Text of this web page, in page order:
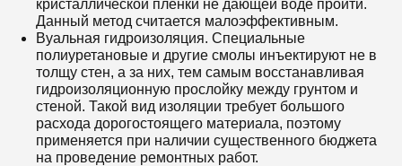
кристаллической плёнки не дающей воде пройти.
Данный метод считается малоэффективным.
Вуальная гидроизоляция. Специальные
полиуретановые и другие смолы инъектируют не в
толщу стен, а за них, тем самым восстанавливая
гидроизоляционную прослойку между грунтом и
стеной. Такой вид изоляции требует большого
расхода дорогостоящего материала, поэтому
применяется при наличии существенного бюджета
на проведение ремонтных работ.